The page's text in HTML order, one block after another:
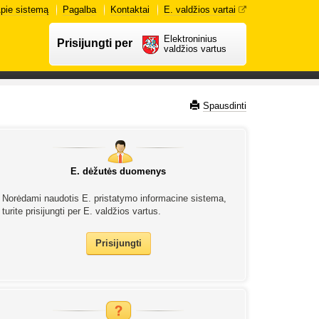
sistemą Pagalba Kontaktai E. valdžios vartai
Prisijungti per
Elektroninius
valdžios vartus
Spausdinti
E. dėžutės duomenys
Norėdami naudotis E. pristatymo informacine sistema,
turite prisijungti per E. valdžios vartus.
Prisijungti